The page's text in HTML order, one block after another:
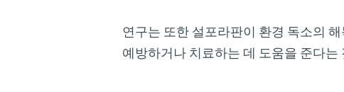
연구는 또한 설포라판이 환경 독소의
예방하거나 치료하는 데 도움을 준다는